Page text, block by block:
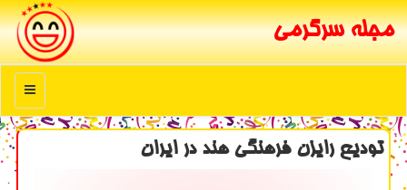
مجله سرگرمی
منو
تودیع رایزن فرهنگی هند در ایران